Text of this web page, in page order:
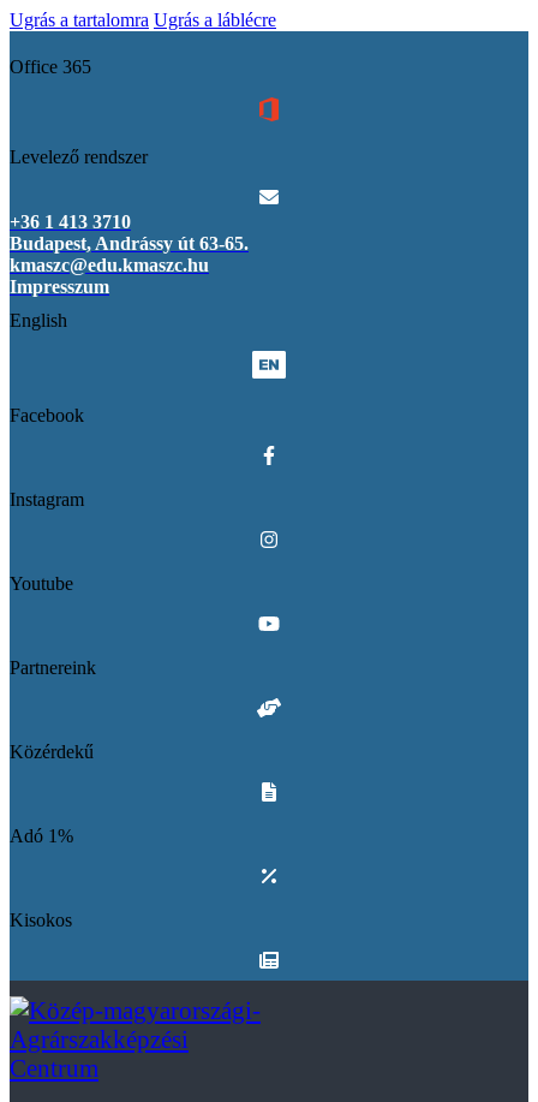
Ugrás a tartalomra Ugrás a láblécre
Office 365
Levelező rendszer
+36 1 413 3710
Budapest, Andrássy út 63-65.
kmaszc@edu.kmaszc.hu
Impresszum
English
Facebook
Instagram
Youtube
Partnereink
Közérdekű
Adó 1%
Kisokos